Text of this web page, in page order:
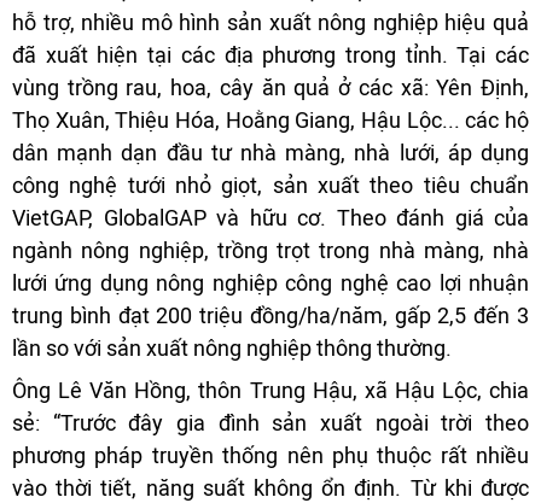
hỗ trợ, nhiều mô hình sản xuất nông nghiệp hiệu quả
đã xuất hiện tại các địa phương trong tỉnh. Tại các
vùng trồng rau, hoa, cây ăn quả ở các xã: Yên Định,
Thọ Xuân, Thiệu Hóa, Hoằng Giang, Hậu Lộc... các hộ
dân mạnh dạn đầu tư nhà màng, nhà lưới, áp dụng
công nghệ tưới nhỏ giọt, sản xuất theo tiêu chuẩn
VietGAP, GlobalGAP và hữu cơ. Theo đánh giá của
ngành nông nghiệp, trồng trọt trong nhà màng, nhà
lưới ứng dụng nông nghiệp công nghệ cao lợi nhuận
trung bình đạt 200 triệu đồng/ha/năm, gấp 2,5 đến 3
lần so với sản xuất nông nghiệp thông thường.
Ông Lê Văn Hồng, thôn Trung Hậu, xã Hậu Lộc, chia
sẻ: “Trước đây gia đình sản xuất ngoài trời theo
phương pháp truyền thống nên phụ thuộc rất nhiều
vào thời tiết, năng suất không ổn định. Từ khi được